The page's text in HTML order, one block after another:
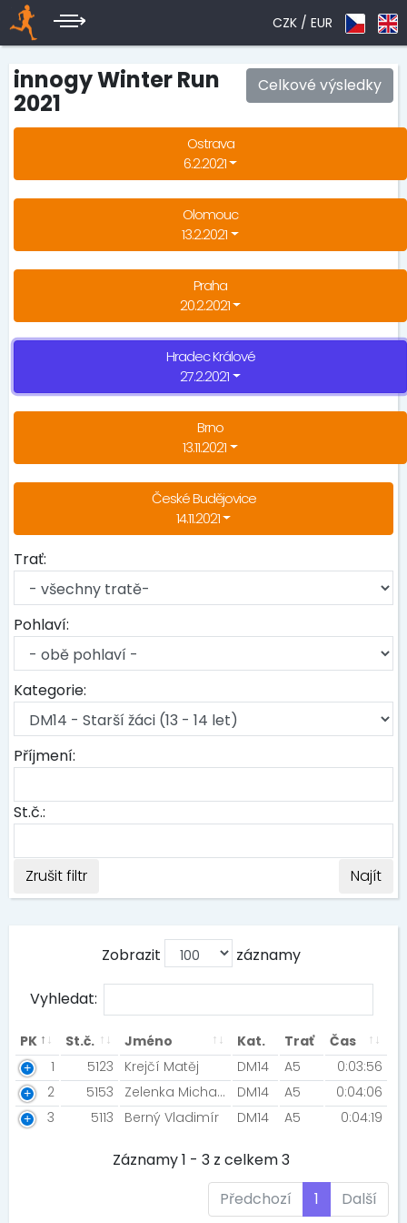
CZK / EUR
Celkové výsledky
innogy Winter Run
2021
Ostrava
6.2.2021
Olomouc
13.2.2021
Praha
20.2.2021
Hradec Králové
27.2.2021
Brno
13.11.2021
České Budějovice
14.11.2021
Trať:
Pohlaví:
Kategorie:
Příjmení:
St.č.:
Zrušit filtr Najít
Zobrazit záznamy
Vyhledat:
PK St.č. Jméno Kat. Trať
Čas
1
5123 Krejčí Matěj DM14 A5
0:03:56
2
5153 Zelenka Michal [ATOM KIDS Praha] DM14 A5
0:04:06
3
5113 Berný Vladimír DM14 A5 0:04:19
Záznamy 1 - 3 z celkem 3
Předchozí
1 Další